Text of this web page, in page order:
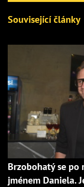
Související články
Brzobohatý se po
jménem Daniela.